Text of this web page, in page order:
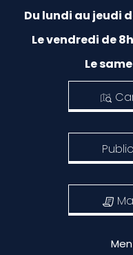
Du lundi au jeudi
Le vendredi de
Le